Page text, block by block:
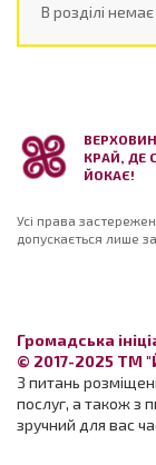
В розділі
КРАЙ, ДЕ
ЙОКАЄ!
Усі права
допускається лише
Громадська
© 2017-2025 ТМ
З питань
послуг, а також з
зручний для вас